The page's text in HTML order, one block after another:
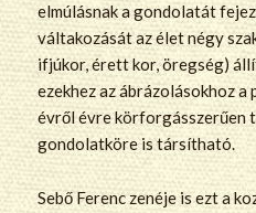
elmúlásnak a gondolatát
váltakozását az élet négy
ifjúkor, érett kor, öregség)
ezekhez az ábrázolásokhoz a
évről évre körforgásszerűen
gondolatköre is társítható.
Sebő Ferenc zenéje is ezt a